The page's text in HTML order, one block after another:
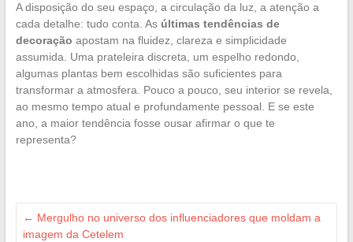
A disposição do seu espaço, a circulação da luz, a atenção a
cada detalhe: tudo conta. As últimas tendências de
decoração apostam na fluidez, clareza e simplicidade
assumida. Uma prateleira discreta, um espelho redondo,
algumas plantas bem escolhidas são suficientes para
transformar a atmosfera. Pouco a pouco, seu interior se revela,
ao mesmo tempo atual e profundamente pessoal. E se este
ano, a maior tendência fosse ousar afirmar o que te
representa?
← Mergulho no universo dos influenciadores que moldam a
imagem da Cetelem